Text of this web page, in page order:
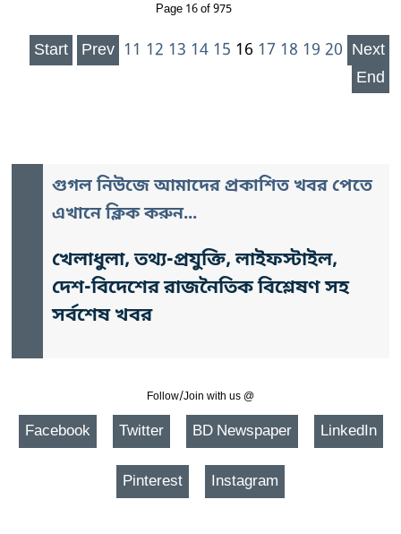
Page 16 of 975
Start Prev 11 12 13 14 15 16 17 18 19 20 Next
End
গুগল নিউজে আমাদের প্রকাশিত খবর পেতে
এখানে ক্লিক করুন...
খেলাধুলা, তথ্য-প্রযুক্তি, লাইফস্টাইল,
দেশ-বিদেশের রাজনৈতিক বিশ্লেষণ সহ
সর্বশেষ খবর
Follow/Join with us @
Facebook Twitter BD Newspaper LinkedIn
Pinterest Instagram